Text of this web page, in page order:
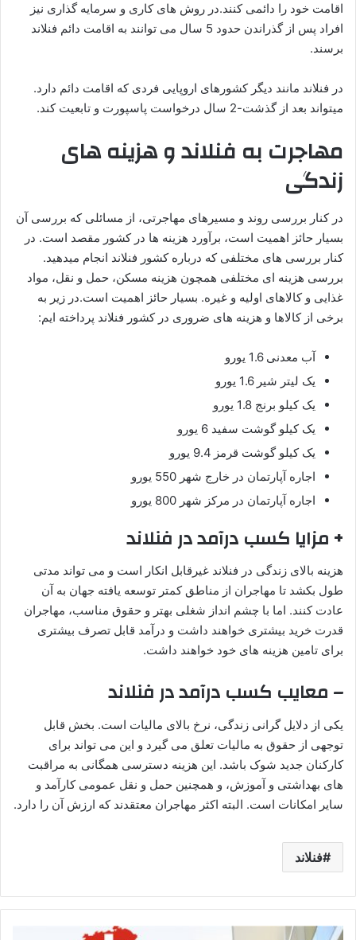
اقامت خود را دائمی کنند.در روش های کاری و سرمایه گذاری نیز
افراد پس از گذراندن حدود 5 سال می توانند به اقامت دائم فنلاند
برسند.
در فنلاند مانند دیگر کشورهای اروپایی فردی که اقامت دائم دارد.
میتواند بعد از گذشت-2 سال درخواست پاسپورت و تابعیت کند.
مهاجرت به فنلاند و هزینه های
زندگی
در کنار بررسی روند و مسیرهای مهاجرتی، از مسائلی که بررسی آن
بسیار حائز اهمیت است، برآورد هزینه ها در کشور مقصد است. در
کنار بررسی های مختلفی که درباره کشور فنلاند انجام میدهید.
بررسی هزینه ای مختلفی همچون هزینه مسکن، حمل و نقل، مواد
غذایی و کالاهای اولیه و غیره. بسیار حائز اهمیت است.در زیر به
برخی از کالاها و هزینه های ضروری در کشور فنلاند پرداخته ایم:
آب معدنی 1.6 یورو
یک لیتر شیر 1.6 یورو
یک کیلو برنج 1.8 یورو
یک کیلو گوشت سفید 6 یورو
یک کیلو گوشت قرمز 9.4 یورو
اجاره آپارتمان در خارج شهر 550 یورو
اجاره آپارتمان در مرکز شهر 800 یورو
+ مزایا کسب درآمد در فنلاند
هزینه بالای زندگی در فنلاند غیرقابل انکار است و می تواند مدتی
طول بکشد تا مهاجران از مناطق کمتر توسعه یافته جهان به آن
عادت کنند. اما با چشم انداز شغلی بهتر و حقوق مناسب، مهاجران
قدرت خرید بیشتری خواهند داشت و درآمد قابل تصرف بیشتری
برای تامین هزینه های خود خواهند داشت.
– معایب کسب درآمد در فنلاند
یکی از دلایل گرانی زندگی، نرخ بالای مالیات است. بخش قابل
توجهی از حقوق به مالیات تعلق می گیرد و این می تواند برای
کارکنان جدید شوک باشد. این هزینه دسترسی همگانی به مراقبت
های بهداشتی و آموزش، و همچنین حمل و نقل عمومی کارآمد و
سایر امکانات است. البته اکثر مهاجران معتقدند که ارزش آن را دارد.
فنلاند
مهاجرت